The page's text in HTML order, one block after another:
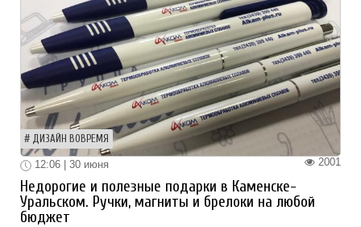
ДИЗАЙН ВОВРЕМЯ
2001
12:06 | 30 июня
Недорогие и полезные подарки в Каменске-
Уральском. Ручки, магниты и брелоки на любой
бюджет